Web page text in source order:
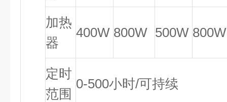
加热
器
400W 800W 500W 800W
定时
范围
0-500小时/可持续